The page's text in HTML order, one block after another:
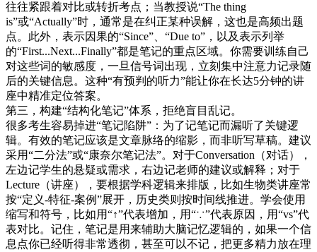
往往紧跟着对比或转折考点；当教授说“The thing
is”或“Actually”时，通常是在纠正某种误解，这也是高频出题
点。此外，表示因果的“Since”、“Due to”，以及表示列举
的“First...Next...Finally”都是笔记的重点区域。你需要训练自己
对这些词的敏感度，一旦信号词出现，立刻集中注意力记录随
后的关键信息。这种“有预判的听力”能让你在长达5分钟的讲
座中精准定位答案。
第三，构建“结构化笔记”体系，拒绝盲目乱记。
很多考生容易掉进“笔记陷阱”：为了记笔记而漏听了关键逻
辑。有效的笔记应该是文章脉络的缩影，而非听写草稿。建议
采用“二分法”或“康奈尔笔记法”。对于Conversation（对话），
左边记学生的悬疑或需求，右边记老师的建议或解释；对于
Lecture（讲座），要根据学科逻辑来排版，比如生物类讲座常
按“定义-特征-案例”展开，历史类则按时间线推进。学会使用
缩写和符号，比如用“↑”代表增加，用“∵”代表原因，用“vs”代
表对比。记住，笔记是用来辅助大脑记忆逻辑的，如果一个信
息点你已经听得非常透彻，甚至可以不记，把更多精力放在理